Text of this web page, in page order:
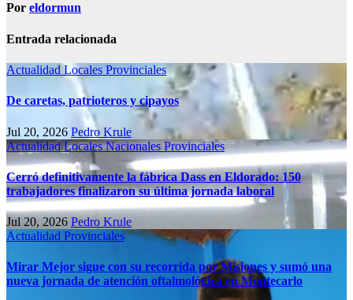
Por eldormun
Entrada relacionada
ActualidadLocales Provinciales
De caretas, patrioteros y cipayos
Jul 20, 2026 Pedro Krule
ActualidadLocalesNacionales Provinciales
Cerró definitivamente la fábrica Dass en Eldorado: 150
trabajadores finalizaron su última jornada laboral
Jul 20, 2026 Pedro Krule
Actualidad Provinciales
Mirar Mejor sigue con su recorrida por Misiones y sumó una
nueva jornada de atención oftalmológica en Montecarlo